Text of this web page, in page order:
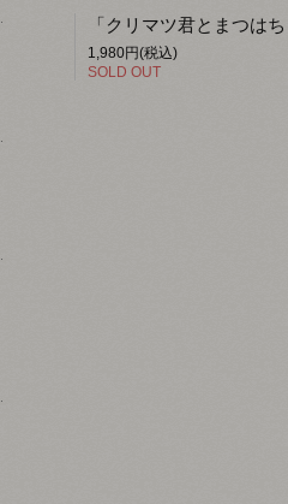
1,980円(税込)
SOLD OUT